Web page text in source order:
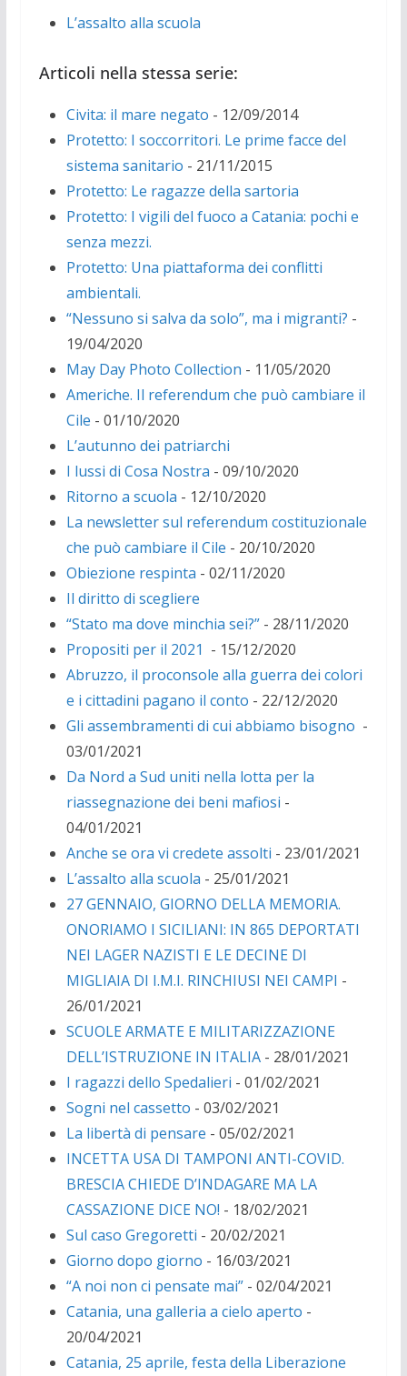
L’assalto alla scuola
Articoli nella stessa serie:
Civita: il mare negato - 12/09/2014
Protetto: I soccorritori. Le prime facce del
sistema sanitario - 21/11/2015
Protetto: Le ragazze della sartoria
Protetto: I vigili del fuoco a Catania: pochi e
senza mezzi.
Protetto: Una piattaforma dei conflitti
ambientali.
“Nessuno si salva da solo”, ma i migranti? -
19/04/2020
May Day Photo Collection - 11/05/2020
Americhe. Il referendum che può cambiare il
Cile - 01/10/2020
L’autunno dei patriarchi
I lussi di Cosa Nostra - 09/10/2020
Ritorno a scuola - 12/10/2020
La newsletter sul referendum costituzionale
che può cambiare il Cile - 20/10/2020
Obiezione respinta - 02/11/2020
Il diritto di scegliere
“Stato ma dove minchia sei?”- 28/11/2020
Propositi per il 2021 - 15/12/2020
Abruzzo, il proconsole alla guerra dei colori
e i cittadini pagano il conto - 22/12/2020
Gli assembramenti di cui abbiamo bisogno -
03/01/2021
Da Nord a Sud uniti nella lotta per la
riassegnazione dei beni mafiosi -
04/01/2021
Anche se ora vi credete assolti - 23/01/2021
L’assalto alla scuola - 25/01/2021
27 GENNAIO, GIORNO DELLA MEMORIA.
ONORIAMO I SICILIANI: IN 865 DEPORTATI
NEI LAGER NAZISTI E LE DECINE DI
MIGLIAIA DI I.M.I. RINCHIUSI NEI CAMPI -
26/01/2021
SCUOLE ARMATE E MILITARIZZAZIONE
DELL’ISTRUZIONE IN ITALIA- 28/01/2021
I ragazzi dello Spedalieri - 01/02/2021
Sogni nel cassetto - 03/02/2021
La libertà di pensare - 05/02/2021
INCETTA USA DI TAMPONI ANTI-COVID.
BRESCIA CHIEDE D’INDAGARE MA LA
CASSAZIONE DICE NO! - 18/02/2021
Sul caso Gregoretti - 20/02/2021
Giorno dopo giorno - 16/03/2021
“A noi non ci pensate mai”- 02/04/2021
Catania, una galleria a cielo aperto -
20/04/2021
Catania, 25 aprile, festa della Liberazione